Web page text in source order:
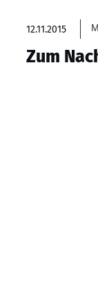
12.11.2015
Zum